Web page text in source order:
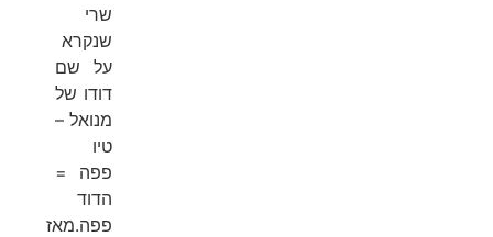
שרי
שנקרא
על שם
דודו של
מנואל –
טיו
פפה =
הדוד
פפה.מאז